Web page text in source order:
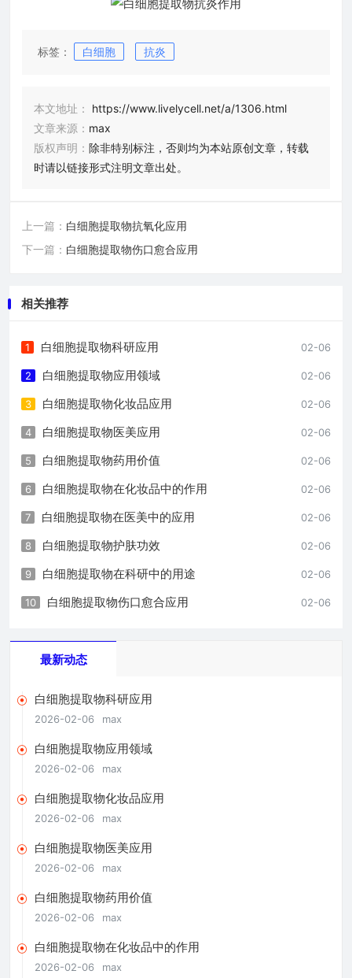
标签： 白细胞 抗炎
本文地址：
https://www.livelycell.net/a/1306.html
文章来源： max
版权声明： 除非特别标注，否则均为本站原创文章，转载
时请以链接形式注明文章出处。
上一篇： 白细胞提取物抗氧化应用
下一篇： 白细胞提取物伤口愈合应用
相关推荐
02-06
1 白细胞提取物科研应用
02-06
2 白细胞提取物应用领域
02-06
3 白细胞提取物化妆品应用
02-06
4 白细胞提取物医美应用
02-06
5 白细胞提取物药用价值
02-06
6 白细胞提取物在化妆品中的作用
02-06
7 白细胞提取物在医美中的应用
02-06
8 白细胞提取物护肤功效
02-06
9 白细胞提取物在科研中的用途
02-06
10 白细胞提取物伤口愈合应用
最新动态
白细胞提取物科研应用
2026-02-06 max
白细胞提取物应用领域
2026-02-06 max
白细胞提取物化妆品应用
2026-02-06 max
白细胞提取物医美应用
2026-02-06 max
白细胞提取物药用价值
2026-02-06 max
白细胞提取物在化妆品中的作用
2026-02-06 max